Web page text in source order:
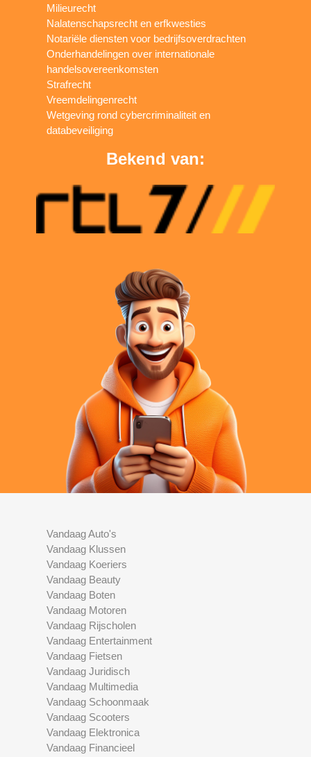
Milieurecht
Nalatenschapsrecht en erfkwesties
Notariële diensten voor bedrijfsoverdrachten
Onderhandelingen over internationale
handelsovereenkomsten
Strafrecht
Vreemdelingenrecht
Wetgeving rond cybercriminaliteit en
databeveiliging
Bekend van:
Vandaag Auto's
Vandaag Klussen
Vandaag Koeriers
Vandaag Beauty
Vandaag Boten
Vandaag Motoren
Vandaag Rijscholen
Vandaag Entertainment
Vandaag Fietsen
Vandaag Juridisch
Vandaag Multimedia
Vandaag Schoonmaak
Vandaag Scooters
Vandaag Elektronica
Vandaag Financieel